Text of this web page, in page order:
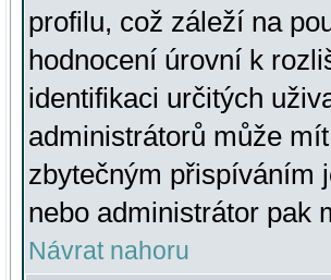
profilu, což záleží na
hodnocení úrovní k
identifikaci určitých
administrátorů může
zbytečným přispíváním
nebo administrátor pak
Návrat nahoru